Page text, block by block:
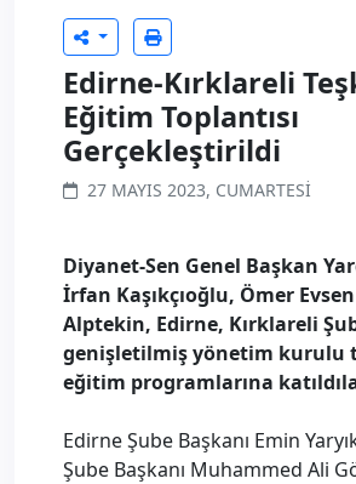
Edirne-Kırklareli
Eğitim Toplantısı
Gerçekleştirildi
27 MAYIS 2023, CUMARTESI
Diyanet-Sen Genel Başkan
İrfan Kaşıkçıoğlu, Ömer
Alptekin, Edirne, Kırklareli
genişletilmiş yönetim kurulu
eğitim programlarına
Edirne Şube Başkanı Emin
Şube Başkanı Muhammed Ali